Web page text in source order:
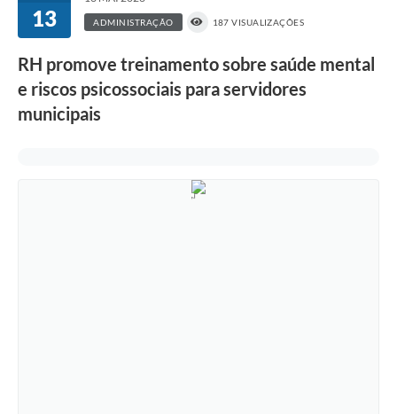
13 ADMINISTRAÇÃO 187 VISUALIZAÇÕES
RH promove treinamento sobre saúde mental
e riscos psicossociais para servidores
municipais